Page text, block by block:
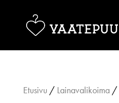
Etusivu / Lainavalikoima/